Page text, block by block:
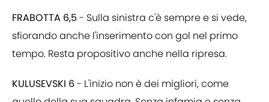
FRABOTTA 6,5 - Sulla sinistra c'è sempre e si vede,
sfiorando anche l'inserimento con gol nel primo
tempo. Resta propositivo anche nella ripresa.
KULUSEVSKI 6- L'inizio non è dei migliori, come